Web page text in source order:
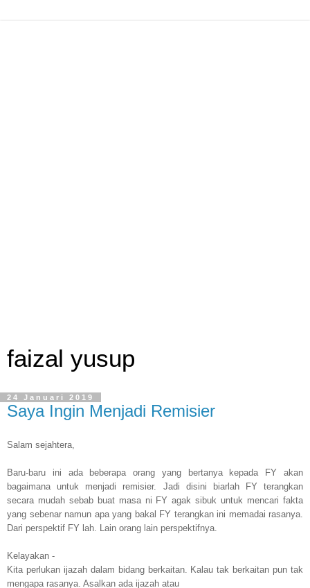
faizal yusup
24 Januari 2019
Saya Ingin Menjadi Remisier
Salam sejahtera,
Baru-baru ini ada beberapa orang yang bertanya kepada FY akan
bagaimana untuk menjadi remisier. Jadi disini biarlah FY terangkan
secara mudah sebab buat masa ni FY agak sibuk untuk mencari fakta
yang sebenar namun apa yang bakal FY terangkan ini memadai rasanya.
Dari perspektif FY lah. Lain orang lain perspektifnya.
Kelayakan -
Kita perlukan ijazah dalam bidang berkaitan. Kalau tak berkaitan pun tak
mengapa rasanya. Asalkan ada ijazah atau